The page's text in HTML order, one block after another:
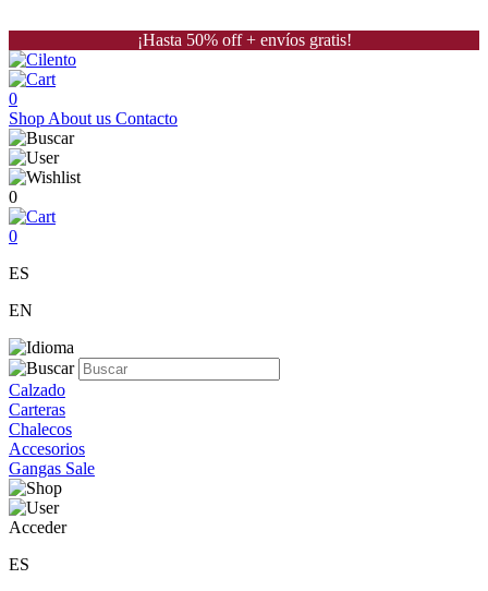
¡Hasta 50% off + envíos gratis!
0
Shop About us Contacto
0
0
ES
EN
Calzado
Carteras
Chalecos
Accesorios
Gangas Sale
Acceder
ES